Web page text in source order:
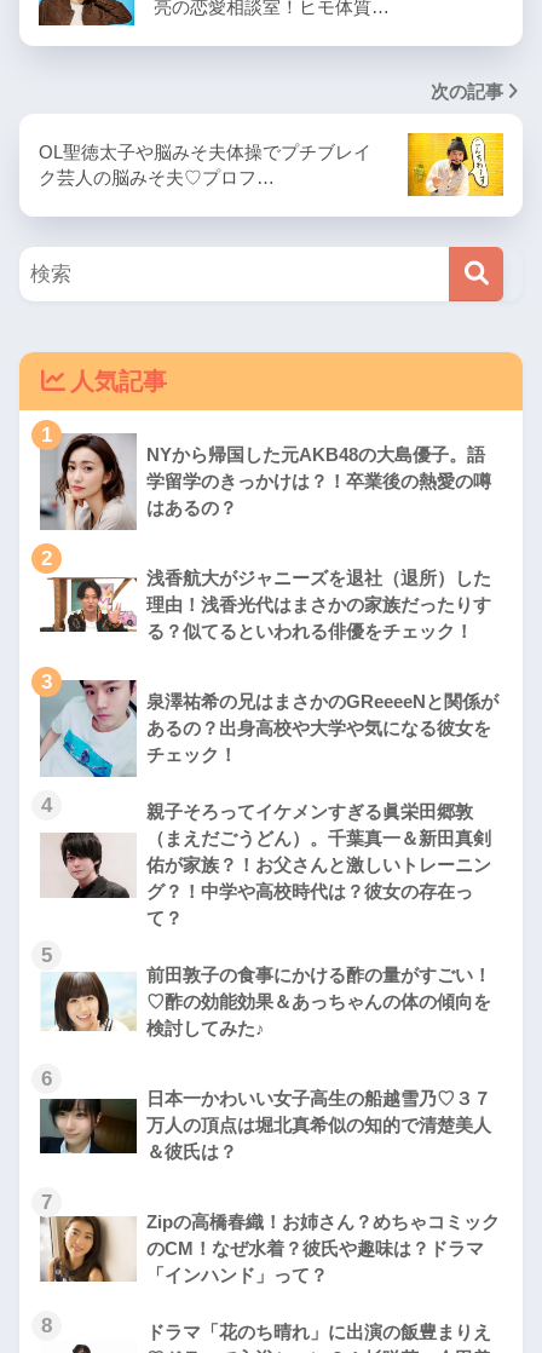
亮の恋愛相談室！ヒモ体質…
次の記事
OL聖徳太子や脳みそ夫体操でプチブレイ
ク芸人の脳みそ夫♡プロフ…
人気記事
1
NYから帰国した元AKB48の大島優子。語
学留学のきっかけは？！卒業後の熱愛の噂
はあるの？
2
浅香航大がジャニーズを退社（退所）した
理由！浅香光代はまさかの家族だったりす
る？似てるといわれる俳優をチェック！
3
泉澤祐希の兄はまさかのGReeeeNと関係が
あるの？出身高校や大学や気になる彼女を
チェック！
4
親子そろってイケメンすぎる眞栄田郷敦
（まえだごうどん）。千葉真一＆新田真剣
佑が家族？！お父さんと激しいトレーニン
グ？！中学や高校時代は？彼女の存在っ
て？
5
前田敦子の食事にかける酢の量がすごい！
♡酢の効能効果＆あっちゃんの体の傾向を
検討してみた♪
6
日本一かわいい女子高生の船越雪乃♡３７
万人の頂点は堀北真希似の知的で清楚美人
＆彼氏は？
7
Zipの高橋春織！お姉さん？めちゃコミック
のCM！なぜ水着？彼氏や趣味は？ドラマ
「インハンド」って？
8
ドラマ「花のち晴れ」に出演の飯豊まりえ